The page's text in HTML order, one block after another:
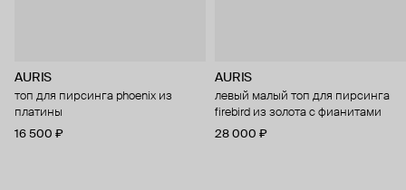
AURIS
топ для пирсинга phoenix из
платины
16 500 ₽
AURIS
левый малый топ для пирсинга
firebird из золота с фианитами
28 000 ₽